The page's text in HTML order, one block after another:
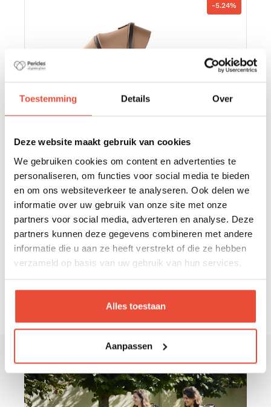
Toestemming Details Over
Deze website maakt gebruik van cookies
We gebruiken cookies om content en advertenties te
personaliseren, om functies voor social media te bieden
en om ons websiteverkeer te analyseren. Ook delen we
informatie over uw gebruik van onze site met onze
partners voor social media, adverteren en analyse. Deze
partners kunnen deze gegevens combineren met andere
informatie die u aan ze heeft verstrekt of die ze hebben
verzameld op basis van uw gebruik van hun services.
Alles toestaan
Aanpassen
-5.24%
NACELLE JUNO TAUPE
€ 229,95 € 241,99